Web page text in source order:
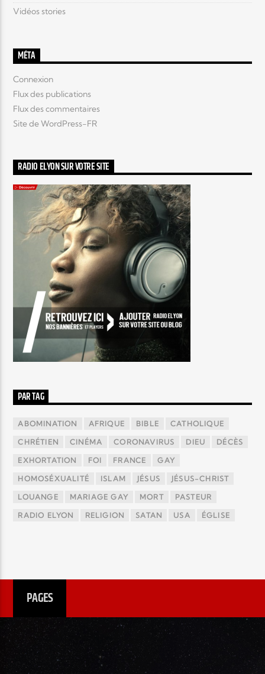
Vidéos stories
MÉTA
Connexion
Flux des publications
Flux des commentaires
Site de WordPress-FR
RADIO ELYON SUR VOTRE SITE
PAR TAG
ABOMINATION AFRIQUE BIBLE CATHOLIQUE
CHRÉTIEN CINÉMA CORONAVIRUS DIEU DÉCÈS
EXHORTATION FOI FRANCE GAY
HOMOSÉXUALITÉ ISLAM JÉSUS JÉSUS-CHRIST
LOUANGE MARIAGE GAY MORT PASTEUR
RADIO ELYON RELIGION SATAN USA ÉGLISE
PAGES